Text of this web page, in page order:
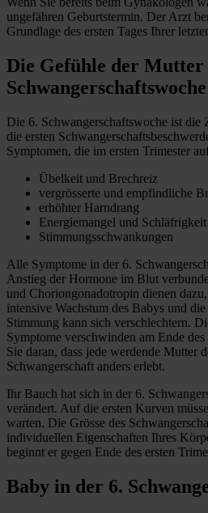
ungefähren Geburtstermin. Der Arzt
Grundlage des ersten Tages Ihrer
Die Gefühle der Mutter
Schwangerschaftswoche
Die 6. Schwangerschaftswoche ist die
die ersten
Symptomen, die im ersten Trimester
Übelkeit und Brechreiz
vergrösserte und empfindliche
erhöhter Harndrang
Energiemangel und Schläfrigkeit
Stimmungsschwankungen
Alle Symptome in der 6.
Anstieg der Hormone im Blut
und Choriongonadotropin dienen
intensive Wachstum des Babys und
Stimmung kann sich verschlechtern.
Symptome verschwinden am Ende
Sie daran, dass jede werdende Mutter
Schwangerschaft anders erlebt.
Ihr Bauch hat sich in der 6.
verändert. Auf die ersten Kurven
warten. Die Grösse des
individuellen Eigenschaften Ihres
beginnt er gegen Ende des ersten
Baby in der 6.